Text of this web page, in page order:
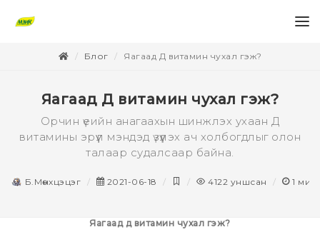
Блог Яагаад Д витамин чухал гэж?
Яагаад Д витамин чухал гэж?
Орчин үеийн анагаахын шинжлэх ухаан Д
витамины эрүүл мэндэд үзүүлэх ач холбогдлыг олон
талаар судалсаар байна.
Б.Мөнхцэцэг 2021-06-18 4122 уншсан 1
Яагаад д витамин чухал гэж?